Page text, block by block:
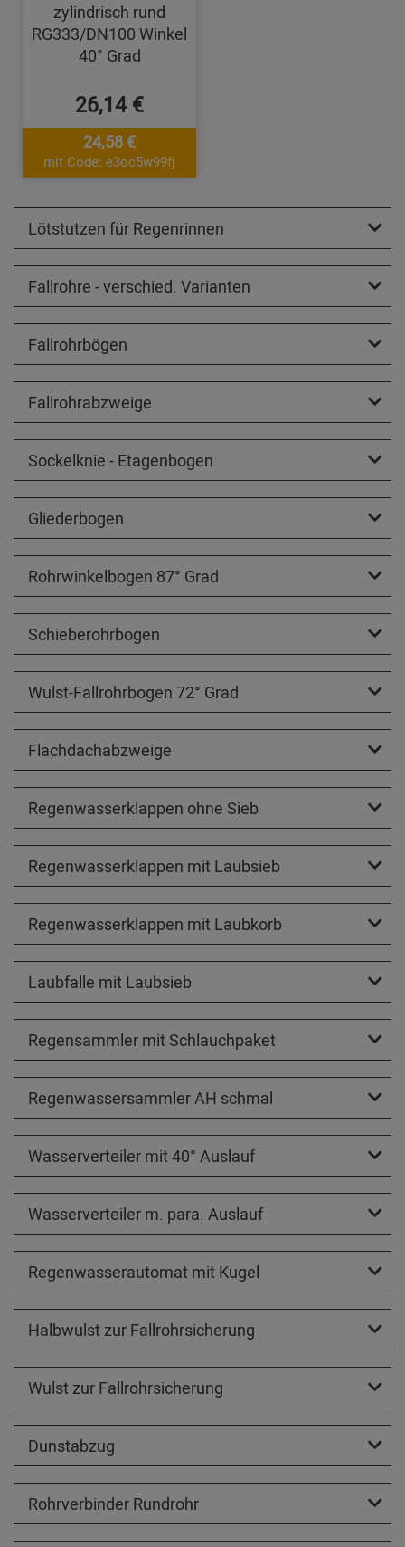
zylindrisch rund
RG333/DN100 Winkel
40° Grad
26,14 €
24,58 €
mit Code: e3oc5w99fj
Lötstutzen für Regenrinnen
Fallrohre - verschied. Varianten
Fallrohrbögen
Fallrohrabzweige
Sockelknie - Etagenbogen
Gliederbogen
Rohrwinkelbogen 87° Grad
Schieberohrbogen
Wulst-Fallrohrbogen 72° Grad
Flachdachabzweige
Regenwasserklappen ohne Sieb
Regenwasserklappen mit Laubsieb
Regenwasserklappen mit Laubkorb
Laubfalle mit Laubsieb
Regensammler mit Schlauchpaket
Regenwassersammler AH schmal
Wasserverteiler mit 40° Auslauf
Wasserverteiler m. para. Auslauf
Regenwasserautomat mit Kugel
Halbwulst zur Fallrohrsicherung
Wulst zur Fallrohrsicherung
Dunstabzug
Rohrverbinder Rundrohr